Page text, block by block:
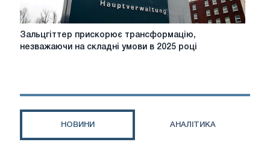
Зальцгіттер
прискорює
складні
році
Зальцгіттер прискорює трансформацію,
незважаючи на складні умови в 2025 році
НОВИНИ АНАЛІТИКА